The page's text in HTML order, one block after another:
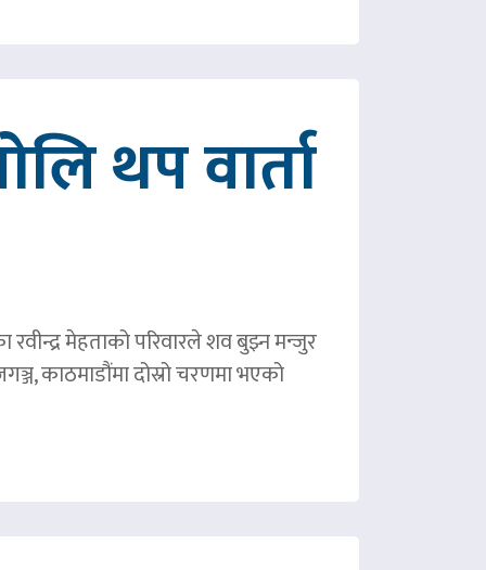
थप वार्ता
मेहताको परिवारले शव बुझ्न मन्जुर
काठमाडौंमा दोस्रो चरणमा भएको